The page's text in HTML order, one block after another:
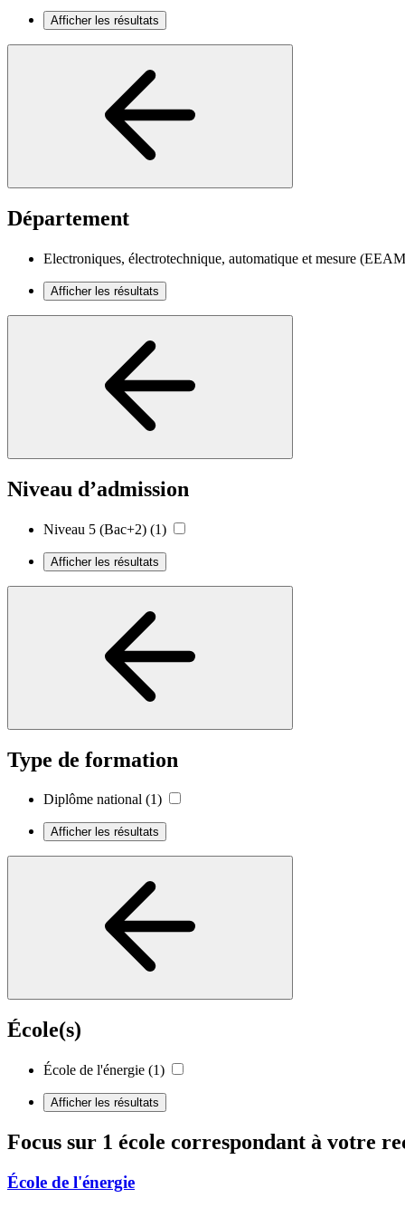
Afficher les résultats
Département
Electroniques, électrotechnique, automatique et mesure
Afficher les résultats
Niveau d’admission
Niveau 5 (Bac+2) (1)
Afficher les résultats
Type de formation
Diplôme national (1)
Afficher les résultats
École(s)
École de l'énergie (1)
Afficher les résultats
Focus sur 1 école correspondant à votre
École de l'énergie